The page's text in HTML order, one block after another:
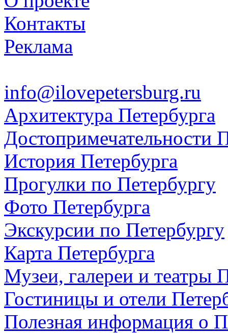
Контакты
Реклама
info@ilovepetersburg.ru
Архитектура Петербурга
Достопримечательности
История Петербурга
Прогулки по Петербургу
Фото Петербурга
Экскурсии по Петербургу
Карта Петербурга
Музеи, галереи и театры
Гостиницы и отели
Полезная информация о